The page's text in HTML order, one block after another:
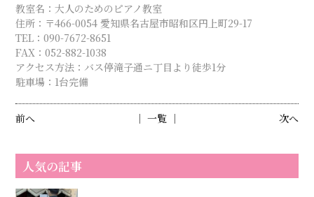
教室名：大人のためのピアノ教室
住所：〒466-0054 愛知県名古屋市昭和区円上町29-17
TEL：090-7672-8651
FAX：052-882-1038
アクセス方法：バス停滝子通ニ丁目より徒歩1分
駐車場：1台完備
前へ 次へ
│ 一覧 │
人気の記事